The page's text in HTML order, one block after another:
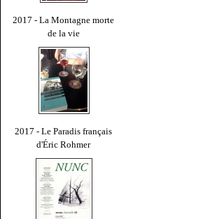
2017 - La Montagne morte
de la vie
2017 - Le Paradis français
d'Éric Rohmer